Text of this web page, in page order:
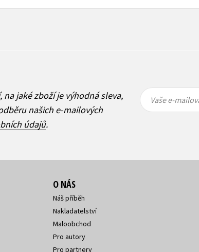
na jaké zboží je výhodná sleva,
našich e-mailových
údajů.
mailová
mailová
Vaše e-
O NÁS
Náš příběh
Nakladatelství
Maloobchod
Pro autory
Pro partnery